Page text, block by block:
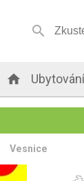


Vesnice